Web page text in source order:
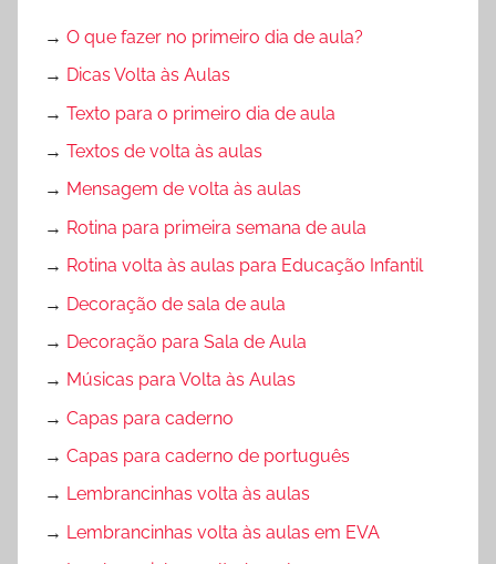
→ O que fazer no primeiro dia de aula?
→ Dicas Volta às Aulas
→ Texto para o primeiro dia de aula
→ Textos de volta às aulas
→ Mensagem de volta às aulas
→ Rotina para primeira semana de aula
→ Rotina volta às aulas para Educação Infantil
→ Decoração de sala de aula
→ Decoração para Sala de Aula
→ Músicas para Volta às Aulas
→ Capas para caderno
→ Capas para caderno de português
→ Lembrancinhas volta às aulas
→ Lembrancinhas volta às aulas em EVA